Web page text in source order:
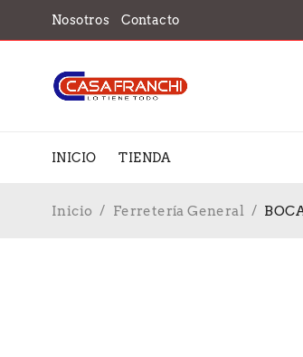
Nosotros Contacto
INICIO TIENDA
Inicio / Ferretería General /